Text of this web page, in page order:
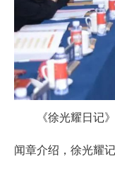
《徐光耀日记》
闻章介绍，徐光耀